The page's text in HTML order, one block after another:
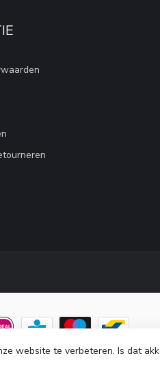
website te verbeteren. Is dat